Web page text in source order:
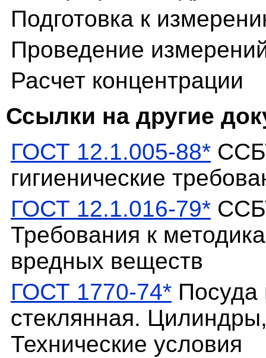
Подготовка к
Проведение
Расчет концентрации
Ссылки на другие
ГОСТ 12.1.005-88*
гигиенические
ГОСТ 12.1.016-79*
Требования к
вредных веществ
ГОСТ 1770-74* Посуда
стеклянная.
Технические условия